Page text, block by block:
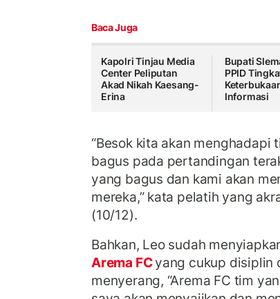
Baca Juga
Kapolri Tinjau Media
Center Peliputan
Akad Nikah Kaesang-
Erina
Bupati
PPID
Informasi
“Besok kita akan menghadapi
bagus pada pertandingan
yang bagus dan kami akan
mereka,” kata pelatih yang
(10/12).
Bahkan, Leo sudah
Arema FCyang cukup disiplin
menyerang, “Arema FC tim